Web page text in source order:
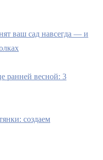
ваш сад навсегда — и
ранней весной: 3
создаем